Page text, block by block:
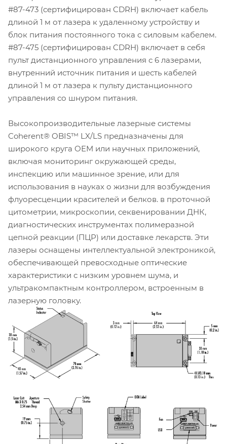
#87-473 (сертифицирован CDRH) включает кабель
длиной 1 м от лазера к удаленному устройству и
блок питания постоянного тока с силовым кабелем.
#87-475 (сертифицирован CDRH) включает в себя
пульт дистанционного управления с 6 лазерами,
внутренний источник питания и шесть кабелей
длиной 1 м от лазера к пульту дистанционного
управления со шнуром питания.
Высокопроизводительные лазерные системы
Coherent® OBIS™ LX/LS предназначены для
широкого круга OEM или научных приложений,
включая мониторинг окружающей среды,
инспекцию или машинное зрение, или для
использования в науках о жизни для возбуждения
флуоресценции красителей и белков. в проточной
цитометрии, микроскопии, секвенировании ДНК,
диагностических инструментах полимеразной
цепной реакции (ПЦР) или доставке лекарств. Эти
лазеры оснащены интеллектуальной электроникой,
обеспечивающей превосходные оптические
характеристики с низким уровнем шума, и
ультракомпактным контроллером, встроенным в
лазерную головку.